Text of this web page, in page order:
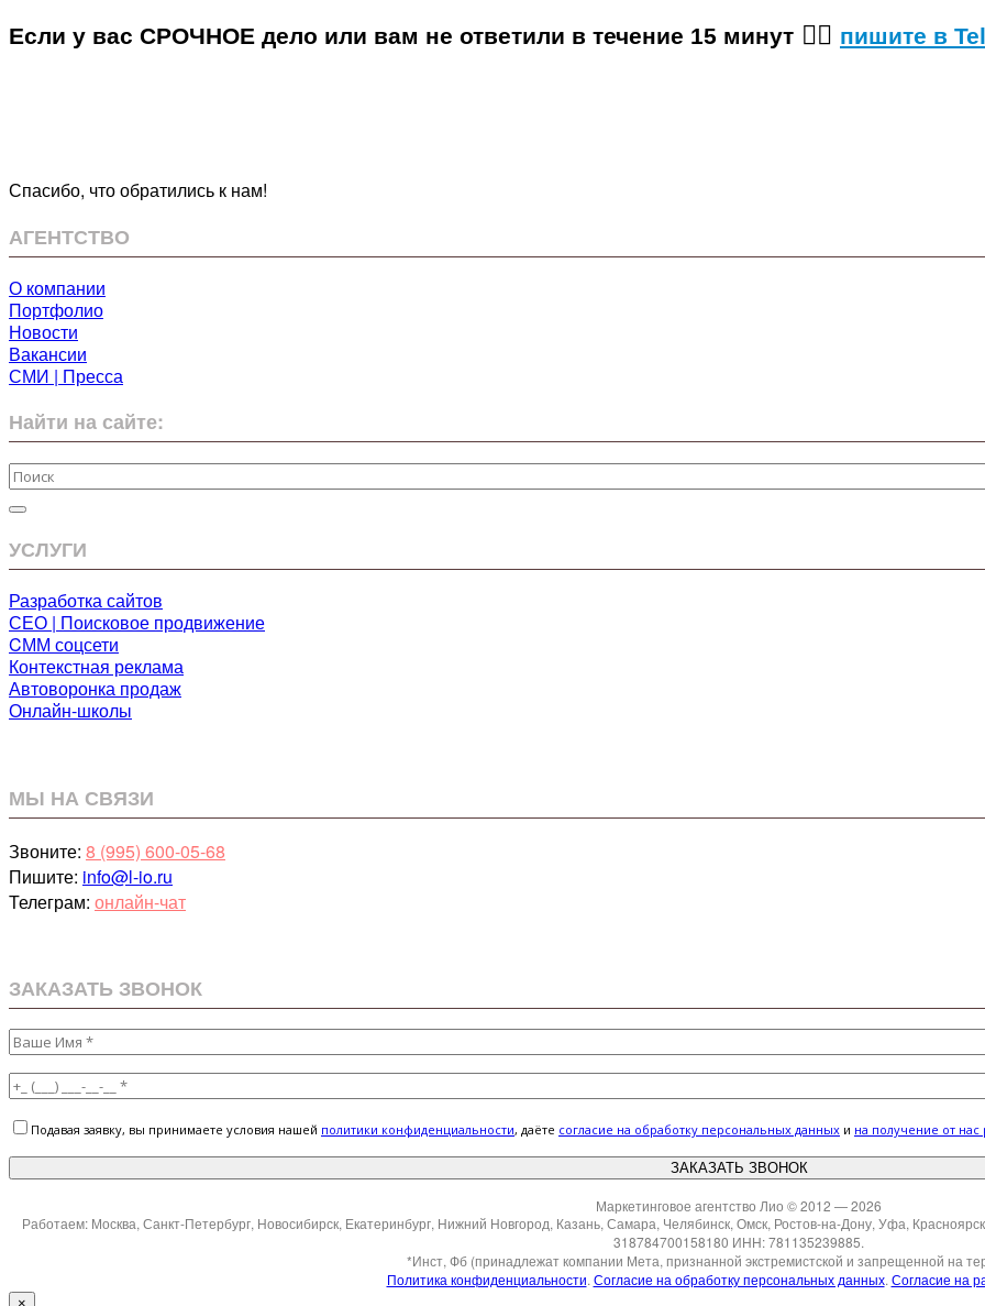
Если у вас СРОЧНОЕ дело или вам не ответили в течение 15 минут 👉🏼 пишите в
Спасибо, что обратились к нам!
АГЕНТСТВО
О компании
Портфолио
Новости
Вакансии
СМИ | Пресса
Найти на сайте:
УСЛУГИ
Разработка сайтов
СЕО | Поисковое продвижение
CММ соцсети
Контекстная реклама
Автоворонка продаж
Онлайн-школы
МЫ НА СВЯЗИ
Звоните: 8 (995) 600-05-68
Пишите: info@l-io.ru
Телеграм: онлайн-чат
ЗАКАЗАТЬ ЗВОНОК
Подавая заявку, вы принимаете условия нашей политики конфиденциальности, даёте cогласие на обработку персональных данных и на получение от нас
Маркетинговое агентство Лио © 2012 — 2026
Работаем: Москва, Санкт-Петербург, Новосибирск, Екатеринбург, Нижний Новгород, Казань, Самара, Челябинск, Омск, Ростов-на-Дону, Уфа,
318784700158180 ИНН: 781135239885.
*Инст, Фб (принадлежат компании Мета, признанной экстремистской и запрещенной на
Политика конфиденциальности. Согласие на обработку персональных данных. Согласие на
×